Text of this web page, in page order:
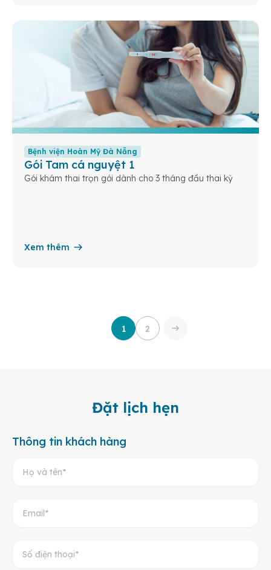
Bệnh viện Hoàn Mỹ Đà Nẵng
Gói Tam cá nguyệt 1
Gói khám thai trọn gói dành cho 3 tháng đầu thai kỳ
Xem thêm
1 2
Đặt lịch hẹn
Thông tin khách hàng